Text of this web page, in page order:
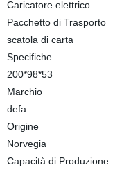
Caricatore elettrico
Pacchetto di Trasporto
scatola di carta
Specifiche
200*98*53
Marchio
defa
Origine
Norvegia
Capacità di Produzione